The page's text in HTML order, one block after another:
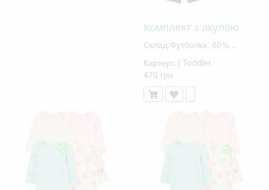
Комплект з акулою
Склад:Футболка: 60% ..
Картерс | Toddler
470 грн